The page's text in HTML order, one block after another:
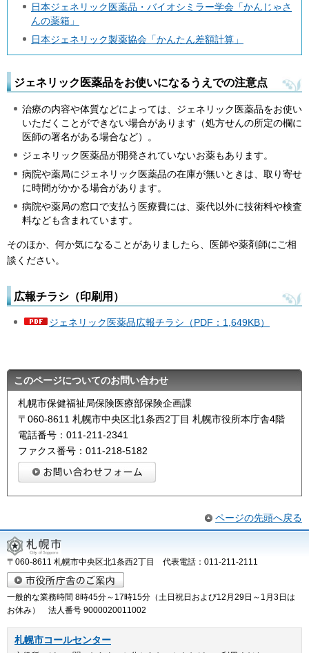
日本ジェネリック医薬品・バイオシミラー学会「かんじゃさ
んの薬箱」
日本ジェネリック製薬協会「かんたん差額計算」
ジェネリック医薬品をお使いになるうえでの注意点
治療の内容や体質などによっては、ジェネリック医薬品をお使い
いただくことができない場合があります（処方せんの所定の欄に
医師の署名がある場合など）。
ジェネリック医薬品が開発されていないお薬もあります。
病院や薬局にジェネリック医薬品の在庫が無いときは、取り寄せ
に時間がかかる場合があります。
病院や薬局の窓口で支払う医療費には、薬代以外に技術料や検査
料なども含まれています。
そのほか、何か気になることがありましたら、医師や薬剤師にご相
談ください。
広報チラシ（印刷用）
ジェネリック医薬品広報チラシ（PDF：1,649KB）
このページについてのお問い合わせ
札幌市保健福祉局保険医療部保険企画課
〒060-8611 札幌市中央区北1条西2丁目 札幌市役所本庁舎4階
電話番号：011-211-2341
ファクス番号：011-218-5182
ページの先頭へ戻る
〒060-8611 札幌市中央区北1条西2丁目 代表電話：011-211-2111
一般的な業務時間 8時45分～17時15分（土日祝日および12月29日～1月3日は
お休み） 法人番号 9000020011002
札幌市コールセンター